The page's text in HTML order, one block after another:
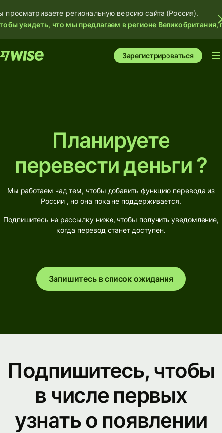
просматриваете региональную версию сайта (Россия).
увидеть, что мы предлагаем в регионе Великобритания,
Зарегистрироваться
Планируете
перевести деньги ?
Мы работаем над тем, чтобы добавить функцию перевода из
России , но она пока не поддерживается.
Подпишитесь на рассылку ниже, чтобы получить уведомление,
когда перевод станет доступен.
Запишитесь в список ожидания
Подпишитесь, чтобы
в числе первых
узнать о появлении